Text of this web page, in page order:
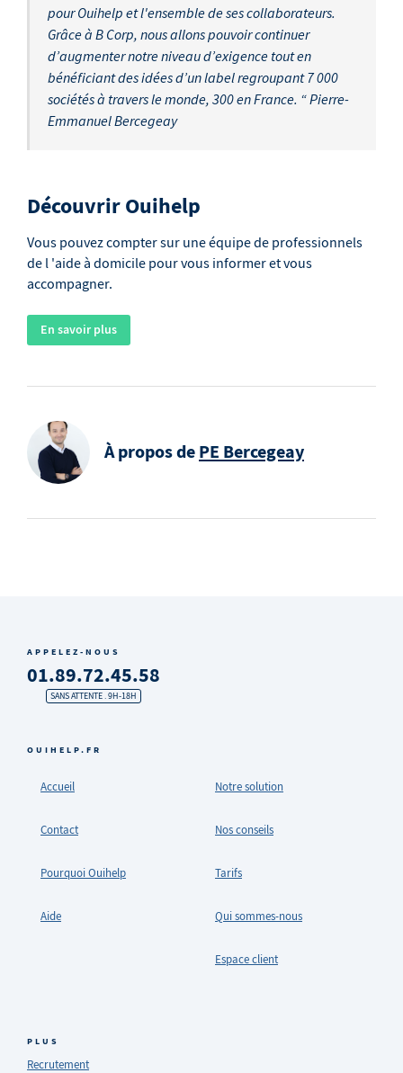
pour Ouihelp et l'ensemble de ses collaborateurs.
Grâce à B Corp, nous allons pouvoir continuer
d’augmenter notre niveau d’exigence tout en
bénéficiant des idées d’un label regroupant 7 000
sociétés à travers le monde, 300 en France. “ Pierre-
Emmanuel Bercegeay
Découvrir Ouihelp
Vous pouvez compter sur une équipe de professionnels
de l 'aide à domicile pour vous informer et vous
accompagner.
En savoir plus
À propos dePE Bercegeay
OUIHELP.FR
Accueil
Contact
Pourquoi Ouihelp
Aide
Notre solution
Nos conseils
Tarifs
Qui sommes-nous
Espace client
PLUS
Recrutement
APPELEZ-NOUS
01.89.72.45.58
SANS ATTENTE . 9H-18H